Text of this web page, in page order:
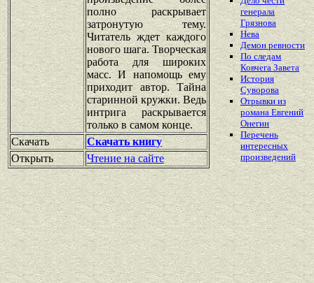
полно раскрывает
затронутую тему.
Читатель ждет каждого
нового шага. Творческая
работа для широких
масс. И напомощь ему
приходит автор. Тайна
старинной кружки. Ведь
интрига раскрывается
только в самом конце.
Скачать
Скачать книгу
Открыть
Чтение на сайте
генерала
Грязнова
Нева
Демон ревности
По следам
Ковчега Завета
История
Суворова
Отрывки из
романа Евгений
Онегин
Перечень
интересных
произведений